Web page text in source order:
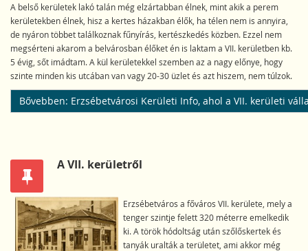
A belső kerületek lakó talán még elzártabban élnek, mint akik a perem
kerületekben élnek, hisz a kertes házakban élők, ha télen nem is annyira,
de nyáron többet találkoznak fűnyírás, kertészkedés közben. Ezzel nem
megsérteni akarom a belvárosban élőket én is laktam a VII. kerületben kb.
5 évig, sőt imádtam. A kül kerületekkel szemben az a nagy előnye, hogy
szinte minden kis utcában van vagy 20-30 üzlet és azt hiszem, nem túlzok.
Bővebben: Erzsébetvárosi Kerületi Info, ahol a VII. kerületi
A VII. kerületről
Erzsébetváros a főváros VII. kerülete, mely a
tenger szintje felett 320 méterre emelkedik
ki. A török hódoltság után szőlőskertek és
tanyák uralták a területet, ami akkor még